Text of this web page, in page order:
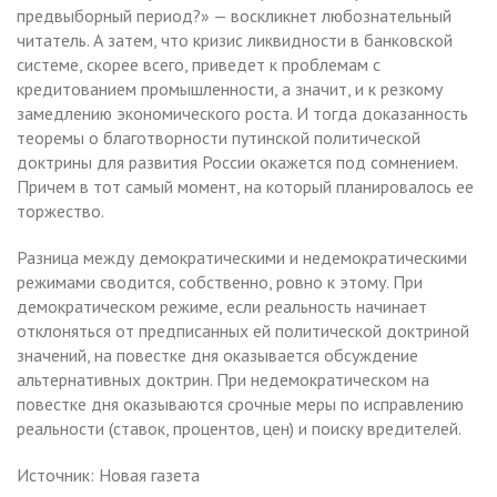
предвыборный период?» — воскликнет любознательный
читатель. А затем, что кризис ликвидности в банковской
системе, скорее всего, приведет к проблемам с
кредитованием промышленности, а значит, и к резкому
замедлению экономического роста. И тогда доказанность
теоремы о благотворности путинской политической
доктрины для развития России окажется под сомнением.
Причем в тот самый момент, на который планировалось ее
торжество.
Разница между демократическими и недемократическими
режимами сводится, собственно, ровно к этому. При
демократическом режиме, если реальность начинает
отклоняться от предписанных ей политической доктриной
значений, на повестке дня оказывается обсуждение
альтернативных доктрин. При недемократическом на
повестке дня оказываются срочные меры по исправлению
реальности (ставок, процентов, цен) и поиску вредителей.
Источник: Новая газета